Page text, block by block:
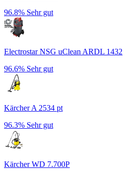
96.8% Sehr gut
Electrostar NSG uClean ARDL 1432
96.6% Sehr gut
Kärcher A 2534 pt
96.3% Sehr gut
Kärcher WD 7.700P